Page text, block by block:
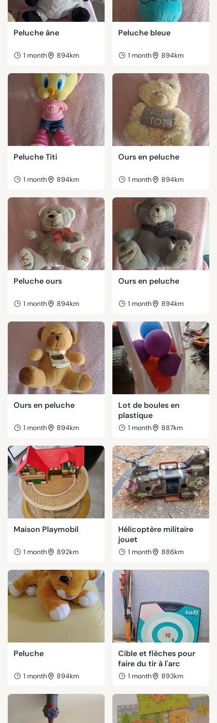
Peluche âne
1 month 894km
Peluche bleue
1 month 894km
Peluche Titi
1 month 894km
Ours en peluche
1 month 894km
Peluche ours
1 month 894km
Ours en peluche
1 month 894km
Ours en peluche
1 month 894km
Lot de boules en
plastique
1 month 887km
Maison Playmobil
1 month 892km
Hélicoptère militaire
jouet
1 month 886km
Peluche
1 month 894km
Cible et flèches pour
faire du tir à l'arc
1 month 893km